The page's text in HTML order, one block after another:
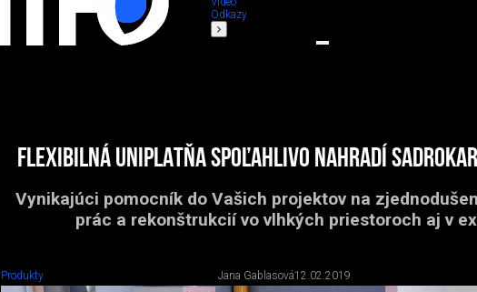
Odkazy
Flexibilná UNIPLATŇA spoľahlivo nahradí
Vynikajúci pomocník do Vašich projektov na
prác a rekonštrukcií vo vlhkých priestoroch aj v
Produkty Jana Gablasová12.02.2019